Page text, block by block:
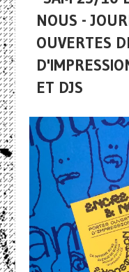
NOUS -
OUVERTES
ET DJS